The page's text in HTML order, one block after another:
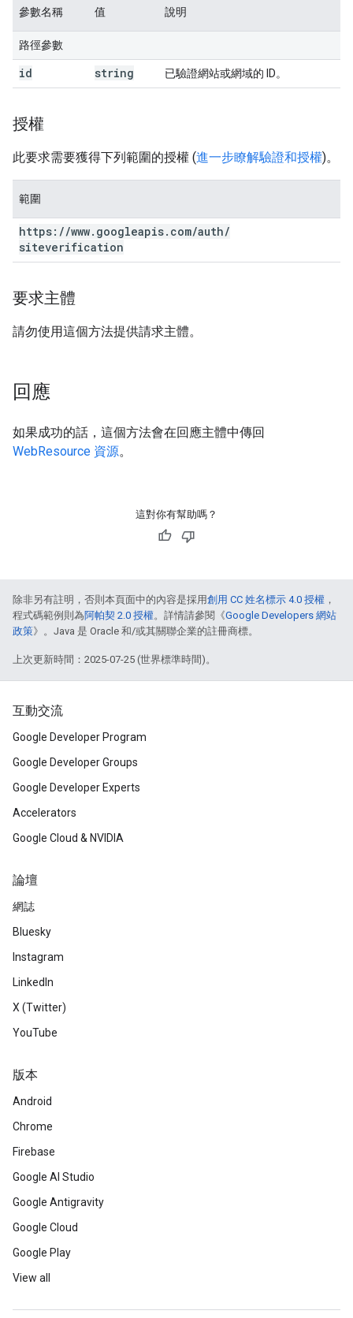
參數名稱 值 說明
路徑參數
id string 已驗證網站或網域的 ID。
授權
此要求需要獲得下列範圍的授權 (進一步瞭解驗證和授權)。
範圍
https: //www. googleapis. com/auth/
siteverification
要求主體
請勿使用這個方法提供請求主體。
回應
如果成功的話，這個方法會在回應主體中傳回
WebResource 資源。
這對你有幫助嗎？
除非另有註明，否則本頁面中的內容是採用創用 CC 姓名標示 4.0 授權 ，
程式碼範例則為阿帕契 2.0 授權。詳情請參閱《Google Developers 網站
政策》。Java 是 Oracle 和/或其關聯企業的註冊商標。
上次更新時間：2025-07-25 (世界標準時間)。
互動交流
Google Developer Program
Google Developer Groups
Google Developer Experts
Accelerators
Google Cloud & NVIDIA
論壇
網誌
Bluesky
Instagram
LinkedIn
X (Twitter)
YouTube
版本
Android
Chrome
Firebase
Google AI Studio
Google Antigravity
Google Cloud
Google Play
View all